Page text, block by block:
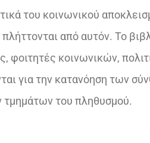
του κοινωνικού
από αυτόν. Το
φοιτητές κοινωνικών,
για την κατανόηση των
τμημάτων του πληθυσμού.